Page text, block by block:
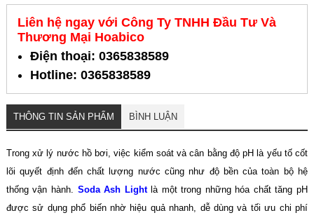
Liên hệ ngay với Công Ty TNHH Đầu Tư Và
Thương Mại Hoabico
Điện thoại: 0365838589
Hotline: 0365838589
THÔNG TIN SẢN PHẨM BÌNH LUẬN
Trong xử lý nước hồ bơi, việc kiểm soát và cân bằng độ pH là yếu tố cốt
lõi quyết định đến chất lượng nước cũng như độ bền của toàn bộ hệ
thống vận hành. Soda Ash Lightlà một trong những hóa chất tăng pH
được sử dụng phổ biến nhờ hiệu quả nhanh, dễ dùng và tối ưu chi phí